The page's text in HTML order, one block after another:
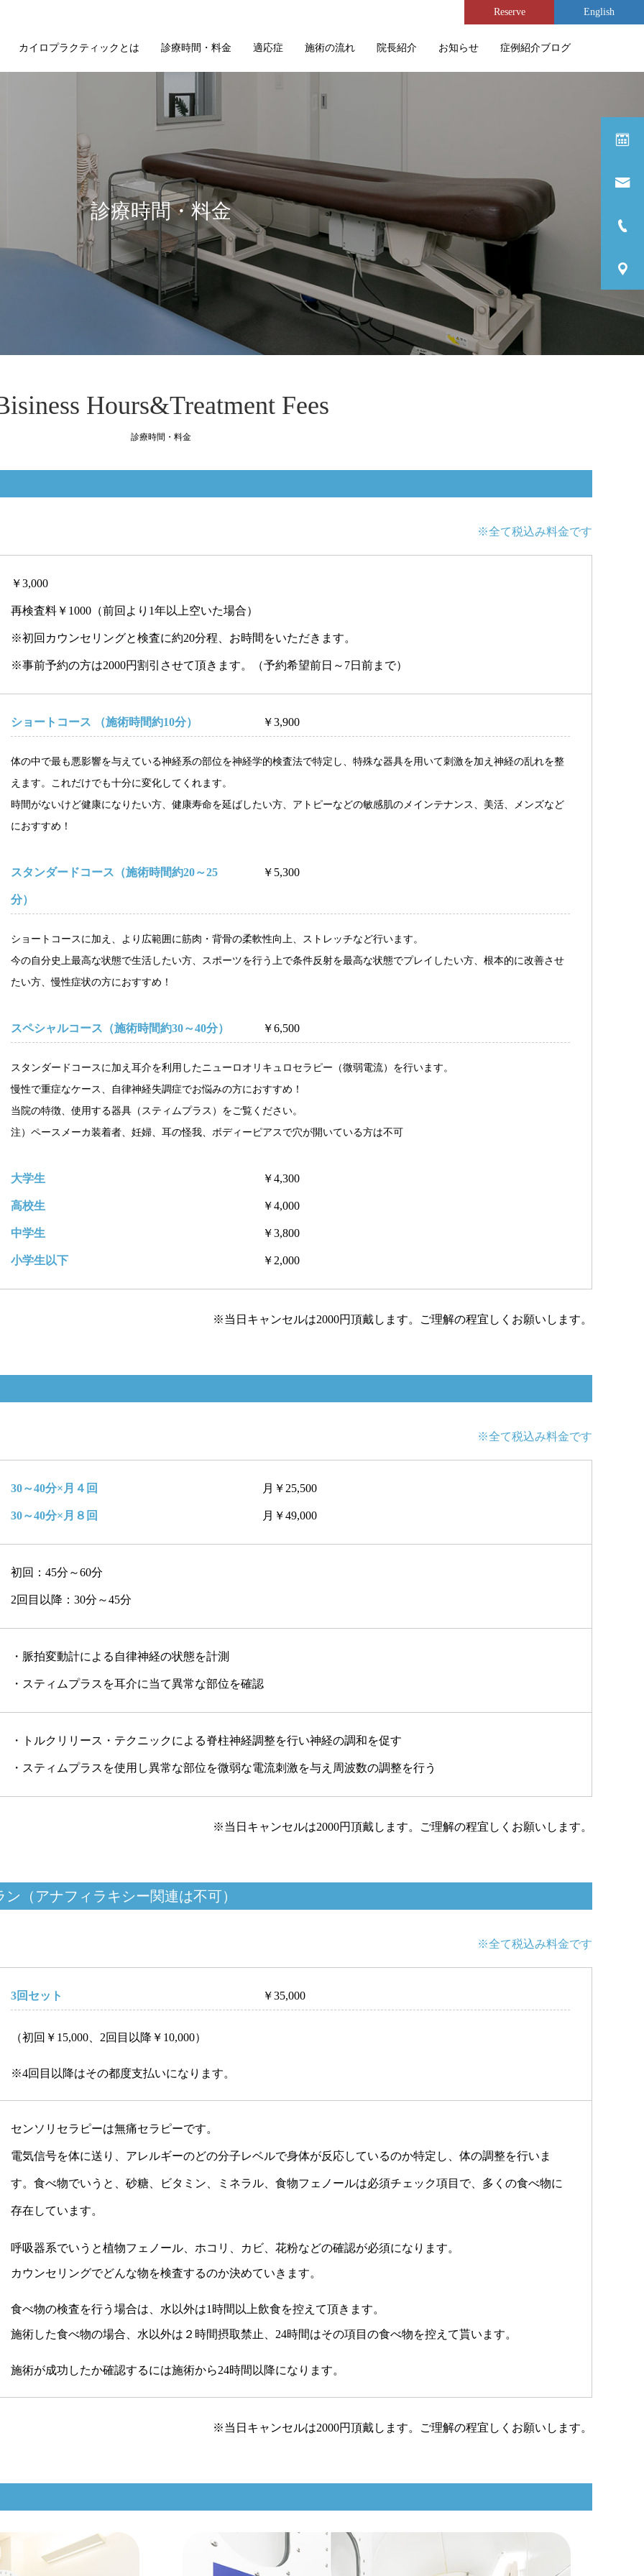
Reserve English
カイロプラクティックとは 診療時間・料金 適応症 施術の流れ 院長紹介 お知らせ 症例紹介ブログ
診療時間・料金
Hours&Treatment Fees
診療時間・料金
※全て税込み料金です
￥3,000
再検査料￥1000（前回より1年以上空いた場合）
※初回カウンセリングと検査に約20分程、お時間をいただきます。
※事前予約の方は2000円割引させて頂きます。（予約希望前日～7日前まで）
ショートコース （施術時間約10分） ￥3,900
体の中で最も悪影響を与えている神経系の部位を神経学的検査法で特定し、特殊な器具を用いて刺激を加え神経の乱れを整
えます。これだけでも十分に変化してくれます。
時間がないけど健康になりたい方、健康寿命を延ばしたい方、アトピーなどの敏感肌のメインテナンス、美活、メンズなど
におすすめ！
スタンダードコース（施術時間約20～25
分）
￥5,300
ショートコースに加え、より広範囲に筋肉・背骨の柔軟性向上、ストレッチなど行います。
今の自分史上最高な状態で生活したい方、スポーツを行う上で条件反射を最高な状態でプレイしたい方、根本的に改善させ
たい方、慢性症状の方におすすめ！
スペシャルコース（施術時間約30～40分） ￥6,500
スタンダードコースに加え耳介を利用したニューロオリキュロセラピー（微弱電流）を行います。
慢性で重症なケース、自律神経失調症でお悩みの方におすすめ！
当院の特徴、使用する器具（スティムプラス）をご覧ください。
注）ペースメーカ装着者、妊婦、耳の怪我、ボディーピアスで穴が開いている方は不可
大学生 ￥4,300
高校生 ￥4,000
中学生 ￥3,800
小学生以下 ￥2,000
※当日キャンセルは2000円頂戴します。ご理解の程宜しくお願いします。
※全て税込み料金です
30～40分×月４回 月￥25,500
30～40分×月８回 月￥49,000
初回：45分～60分
2回目以降：30分～45分
・脈拍変動計による自律神経の状態を計測
・スティムプラスを耳介に当て異常な部位を確認
・トルクリリース・テクニックによる脊柱神経調整を行い神経の調和を促す
・スティムプラスを使用し異常な部位を微弱な電流刺激を与え周波数の調整を行う
※当日キャンセルは2000円頂戴します。ご理解の程宜しくお願いします。
（アナフィラキシー関連は不可）
※全て税込み料金です
3回セット ￥35,000
（初回￥15,000、2回目以降￥10,000）
※4回目以降はその都度支払いになります。
センソリセラピーは無痛セラピーです。
電気信号を体に送り、アレルギーのどの分子レベルで身体が反応しているのか特定し、体の調整を行いま
す。食べ物でいうと、砂糖、ビタミン、ミネラル、食物フェノールは必須チェック項目で、多くの食べ物に
存在しています。
呼吸器系でいうと植物フェノール、ホコリ、カビ、花粉などの確認が必須になります。
カウンセリングでどんな物を検査するのか決めていきます。
食べ物の検査を行う場合は、水以外は1時間以上飲食を控えて頂きます。
施術した食べ物の場合、水以外は２時間摂取禁止、24時間はその項目の食べ物を控えて貰います。
施術が成功したか確認するには施術から24時間以降になります。
※当日キャンセルは2000円頂戴します。ご理解の程宜しくお願いします。